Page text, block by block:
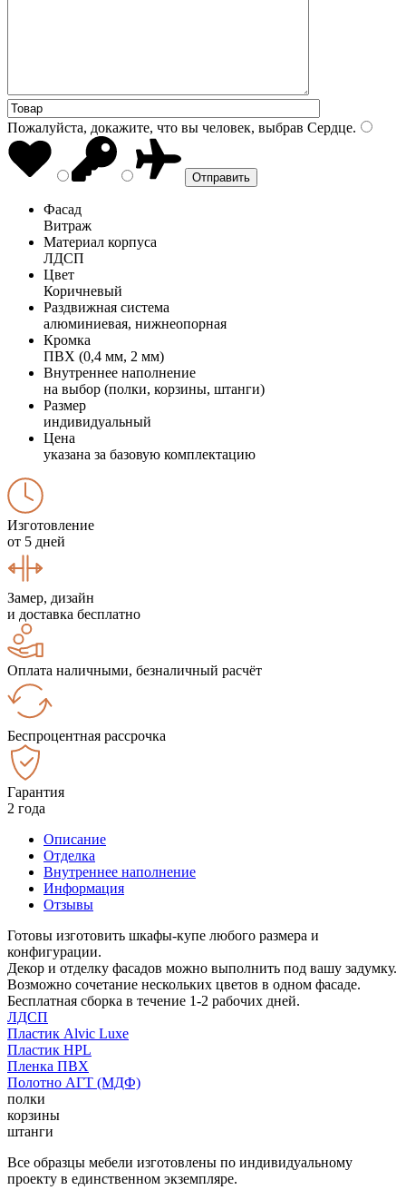
Пожалуйста, докажите, что вы человек, выбрав Сердце.
Фасад
Витраж
Материал корпуса
ЛДСП
Цвет
Коричневый
Раздвижная система
алюминиевая, нижнеопорная
Кромка
ПВХ (0,4 мм, 2 мм)
Внутреннее наполнение
на выбор (полки, корзины, штанги)
Размер
индивидуальный
Цена
указана за базовую комплектацию
Изготовление
от 5 дней
Замер, дизайн
и доставка бесплатно
Оплата наличными, безналичный расчёт
Беспроцентная рассрочка
Гарантия
2 года
Описание
Отделка
Внутреннее наполнение
Информация
Отзывы
Готовы изготовить шкафы-купе любого размера и
конфигурации.
Декор и отделку фасадов можно выполнить под вашу задумку.
Возможно сочетание нескольких цветов в одном фасаде.
Бесплатная сборка в течение 1-2 рабочих дней.
ЛДСП
Пластик Alvic Luxe
Пластик HPL
Пленка ПВХ
Полотно АГТ (МДФ)
полки
корзины
штанги
Все образцы мебели изготовлены по индивидуальному
проекту в единственном экземпляре.